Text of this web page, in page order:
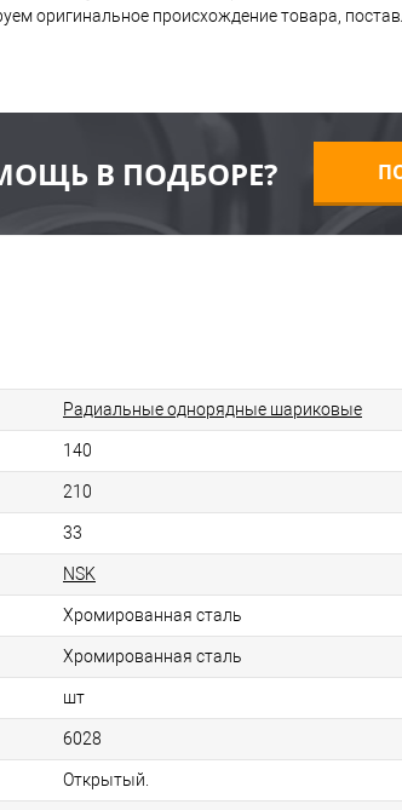
оригинальное происхождение товара,
В ПОДБОРЕ?
Радиальные однорядные шариковые
140
210
33
NSK
Хромированная сталь
Хромированная сталь
шт
6028
Открытый.